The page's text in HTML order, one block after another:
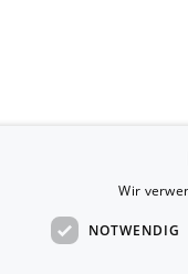
Wir
NOTWENDIG